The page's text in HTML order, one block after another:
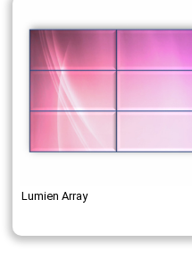
Lumien Array